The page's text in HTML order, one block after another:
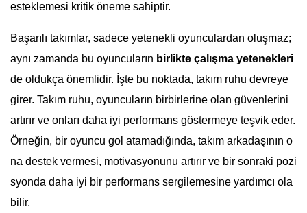
esteklemesi kritik öneme sahiptir.
Başarılı takımlar, sadece yetenekli oyunculardan oluşmaz;
aynı zamanda bu oyuncuların birlikte çalışma yetenekleri
de oldukça önemlidir. İşte bu noktada, takım ruhu devreye
girer. Takım ruhu, oyuncuların birbirlerine olan güvenlerini
artırır ve onları daha iyi performans göstermeye teşvik eder.
Örneğin, bir oyuncu gol atamadığında, takım arkadaşının o
na destek vermesi, motivasyonunu artırır ve bir sonraki pozi
syonda daha iyi bir performans sergilemesine yardımcı ola
bilir.